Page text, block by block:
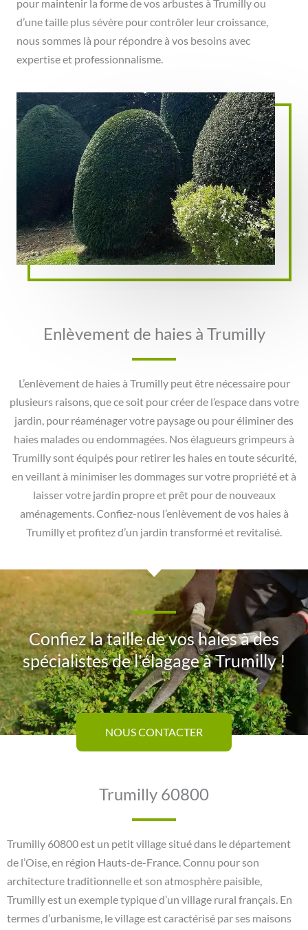
pour maintenir la forme de vos arbustes à Trumilly ou
d’une taille plus sévère pour contrôler leur croissance,
nous sommes là pour répondre à vos besoins avec
expertise et professionnalisme.
Enlèvement de haies à Trumilly
L’enlèvement de haies à Trumilly peut être nécessaire pour
plusieurs raisons, que ce soit pour créer de l’espace dans votre
jardin, pour réaménager votre paysage ou pour éliminer des
haies malades ou endommagées. Nos élagueurs grimpeurs à
Trumilly sont équipés pour retirer les haies en toute sécurité,
en veillant à minimiser les dommages sur votre propriété et à
laisser votre jardin propre et prêt pour de nouveaux
aménagements. Confiez-nous l’enlèvement de vos haies à
Trumilly et profitez d’un jardin transformé et revitalisé.
Confiez la taille de vos haies à des
spécialistes de l'élagage à Trumilly !
NOUS CONTACTER
Trumilly 60800
Trumilly 60800 est un petit village situé dans le département
de l’Oise, en région Hauts-de-France. Connu pour son
architecture traditionnelle et son atmosphère paisible,
Trumilly est un exemple typique d’un village rural français. En
termes d’urbanisme, le village est caractérisé par ses maisons